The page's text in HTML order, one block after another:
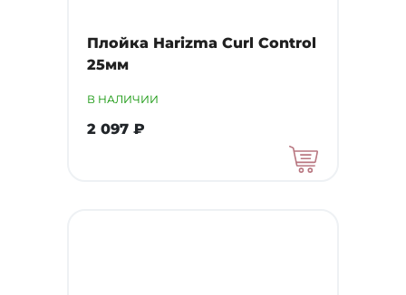
Плойка Harizma Curl Control
25мм
В НАЛИЧИИ
2 097 ₽